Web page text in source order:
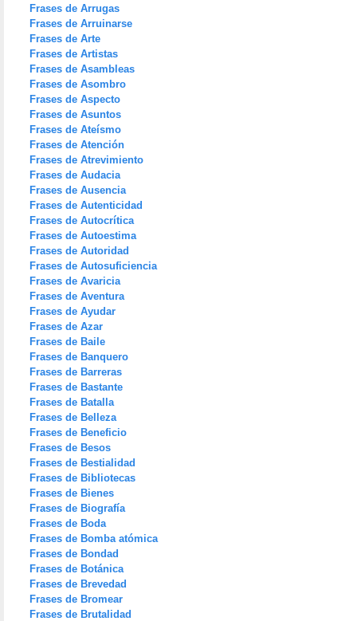
Frases de Arrugas
Frases de Arruinarse
Frases de Arte
Frases de Artistas
Frases de Asambleas
Frases de Asombro
Frases de Aspecto
Frases de Asuntos
Frases de Ateísmo
Frases de Atención
Frases de Atrevimiento
Frases de Audacia
Frases de Ausencia
Frases de Autenticidad
Frases de Autocrítica
Frases de Autoestima
Frases de Autoridad
Frases de Autosuficiencia
Frases de Avaricia
Frases de Aventura
Frases de Ayudar
Frases de Azar
Frases de Baile
Frases de Banquero
Frases de Barreras
Frases de Bastante
Frases de Batalla
Frases de Belleza
Frases de Beneficio
Frases de Besos
Frases de Bestialidad
Frases de Bibliotecas
Frases de Bienes
Frases de Biografía
Frases de Boda
Frases de Bomba atómica
Frases de Bondad
Frases de Botánica
Frases de Brevedad
Frases de Bromear
Frases de Brutalidad